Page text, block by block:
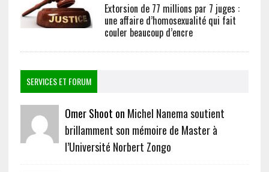
Extorsion de 77 millions par 7 juges :
une affaire d’homosexualité qui fait
couler beaucoup d’encre
SERVICES ET FORUM
Omer Shoot on Michel Nanema soutient
brillamment son mémoire de Master à
l’Université Norbert Zongo